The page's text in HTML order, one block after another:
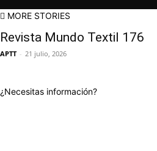
MORE STORIES
Revista Mundo Textil 176
APTT - 21 julio, 2026
¿Necesitas información?